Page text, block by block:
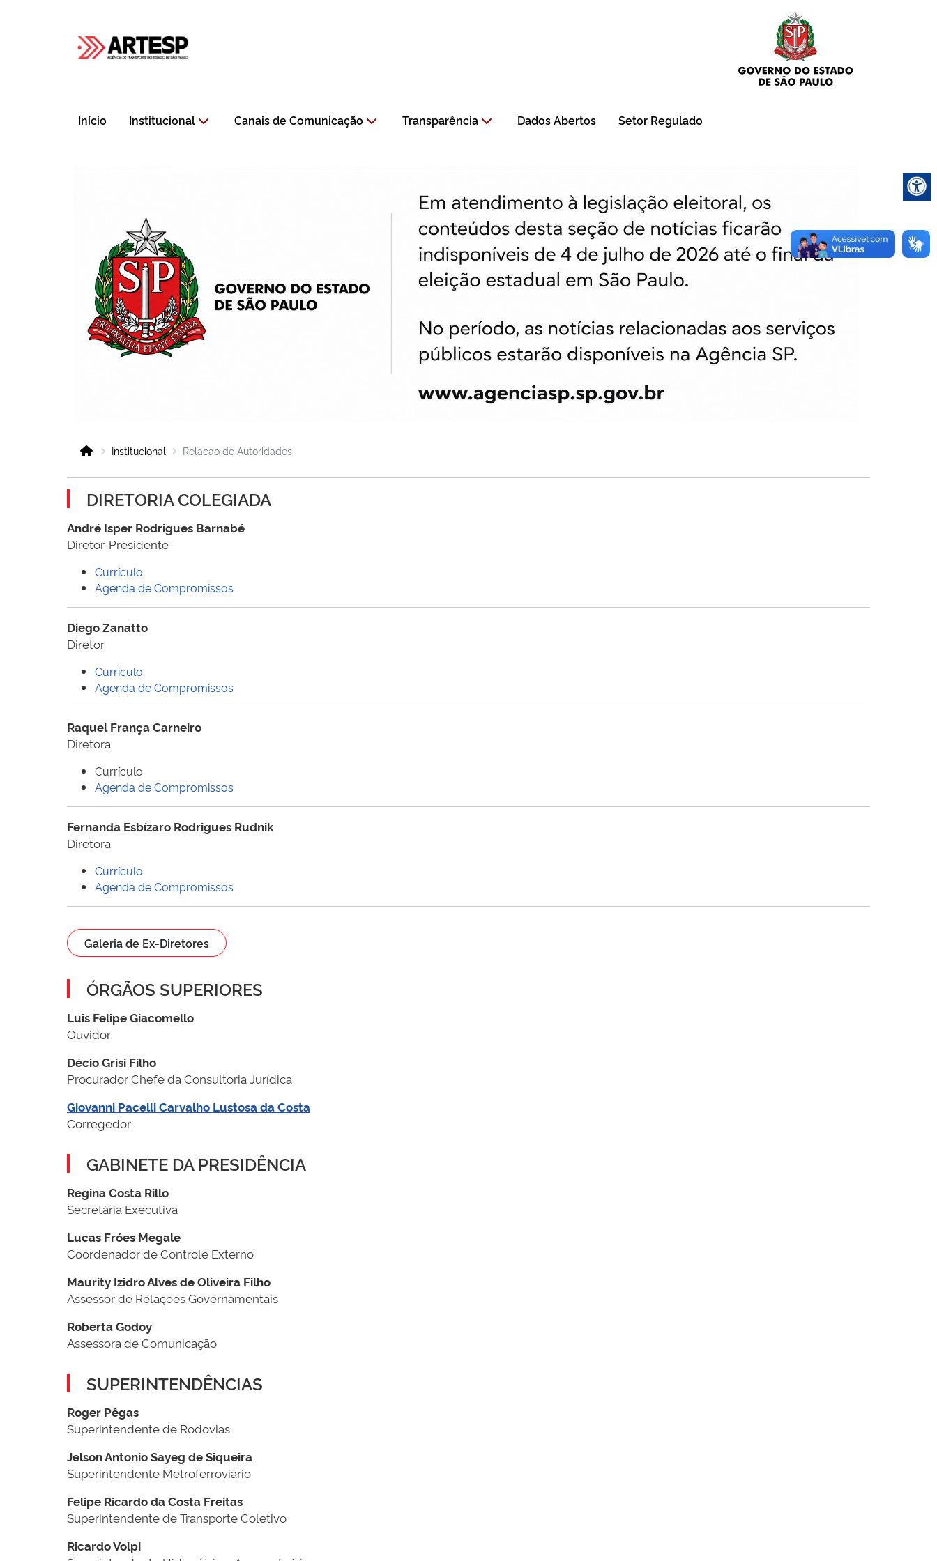
Início Institucional Canais de Comunicação Transparência Dados Abertos Setor Regulado
Institucional Relacao de Autoridades
DIRETORIA COLEGIADA
André Isper Rodrigues Barnabé
Diretor-Presidente
Currí­culo
Agenda de Compromissos
Diego Zanatto
Diretor
Currí­culo
Agenda de Compromissos
Raquel França Carneiro
Diretora
Currículo
Agenda de Compromissos
Fernanda Esbízaro Rodrigues Rudnik
Diretora
Currí­culo
Agenda de Compromissos
Galeria de Ex-Diretores
ÓRGÃOS SUPERIORES
Luis Felipe Giacomello
Ouvidor
Décio Grisi Filho
Procurador Chefe da Consultoria Jurídica
Giovanni Pacelli Carvalho Lustosa da Costa
Corregedor
GABINETE DA PRESIDÊNCIA
Regina Costa Rillo
Secretária Executiva
Lucas Fróes Megale
Coordenador de Controle Externo
Maurity Izidro Alves de Oliveira Filho
Assessor de Relações Governamentais
Roberta Godoy
Assessora de Comunicação
SUPERINTENDÊNCIAS
Roger Pêgas
Superintendente de Rodovias
Jelson Antonio Sayeg de Siqueira
Superintendente Metroferroviário
Felipe Ricardo da Costa Freitas
Superintendente de Transporte Coletivo
Ricardo Volpi